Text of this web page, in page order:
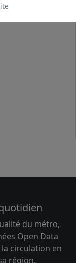
du métro,
Open Data
circulation en
région.